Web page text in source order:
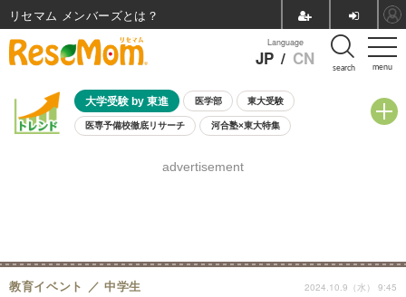
menu
Language
JP / CN search
大学受験 by 東進 医学部 東大受験
医専予備校徹底リサーチ 河合塾×東大特集
8月開催学校説明会・相談会
advertisement
教育イベント 中学生 2024.10.9（水） 9:45
リセマム メンバーズ